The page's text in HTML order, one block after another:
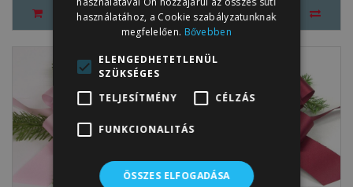
használatához, a Cookie szabályzatunknak
megfelelően. Bővebben
ELENGEDHETETLENÜL
SZÜKSÉGES
TELJESÍTMÉNY
CÉLZÁS
FUNKCIONALITÁS
ÖSSZES ELFOGADÁSA